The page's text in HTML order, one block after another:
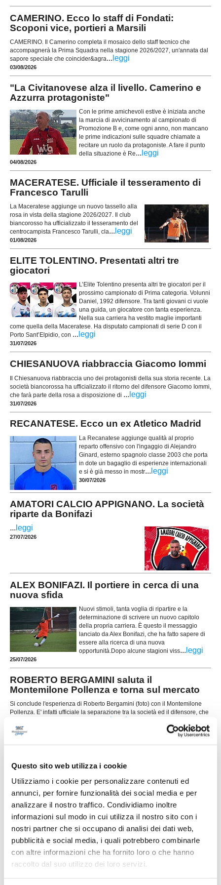
Questo sito web utilizza i cookie
Utilizziamo i cookie per personalizzare contenuti ed
annunci, per fornire funzionalità dei social media e per
analizzare il nostro traffico. Condividiamo inoltre
informazioni sul modo in cui utilizza il nostro sito con i
nostri partner che si occupano di analisi dei dati web,
pubblicità e social media, i quali potrebbero combinarle
con altre informazioni che ha fornito loro o che hanno
raccolto dal suo utilizzo dei loro servizi.
CAMERINO. Ecco lo staff di Fondati:
Scoponi vice, portieri a Marsili
CAMERINO. Il Camerino completa il mosaico dello staff tecnico che
accompagnerà la Prima Squadra nella stagione 2026/2027, un'annata dal
sapore speciale che coincider&agra... leggi
03/08/2026
"La Civitanovese alza il livello. Camerino e
Azzurra protagoniste"
Con le prime amichevoli estive è iniziata anche
la marcia di avvicinamento al campionato di
Promozione B e, come ogni anno, non mancano
le prime indicazioni sulle squadre chiamate a
recitare un ruolo da protagoniste. A fare il punto
della situazione è Re... leggi
04/08/2026
MACERATESE. Ufficiale il tesseramento di
Francesco Tarulli
La Maceratese aggiunge un nuovo tassello alla
rosa in vista della stagione 2026/2027. Il club
biancorosso ha ufficializzato il tesseramento del
centrocampista Francesco Tarulli, cla... leggi
01/08/2026
ELITE TOLENTINO. Presentati altri tre
giocatori
L’Elite Tolentino presenta altri tre giocatori per il
prossimo campionato di Prima categoria. Volunni
Daniel, 1992 difensore. Tra tanti giovani ci vuole
una guida, un giocatore con tanta esperienza.
Nella sua carriera ha vestito maglie importanti
come quella della Maceratese. Ha disputato campionati di serie D con il
Porto Sant’Elpidio, con ... leggi
31/07/2026
CHIESANUOVA riabbraccia Giacomo Iommi
Il Chiesanuova riabbraccia uno dei protagonisti della sua storia recente. La
società biancorossa ha ufficializzato il ritorno del difensore Giacomo Iommi,
che farà parte della rosa a disposizione di ... leggi
31/07/2026
RECANATESE. Ecco un ex Atletico Madrid
La Recanatese aggiunge qualità al proprio
reparto offensivo con l'ingaggio di Alejandro
Ginard, esterno spagnolo classe 2003 che porta
in dote un bagaglio di esperienze internazionali
e si è già messo in mostr... leggi
30/07/2026
AMATORI CALCIO APPIGNANO. La società
riparte da Bonifazi
... leggi
27/07/2026
ALEX BONIFAZI. Il portiere in cerca di una
nuova sfida
Nuovi stimoli, tanta voglia di ripartire e la
determinazione di scrivere un nuovo capitolo
della propria carriera. È questo il messaggio
lanciato da Alex Bonifazi, che ha fatto sapere di
essere alla ricerca di una nuova
opportunità.Dopo alcune stagioni viss... leggi
25/07/2026
ROBERTO BERGAMINI saluta il
Montemilone Pollenza e torna sul mercato
Si conclude l'esperienza di Roberto Bergamini (foto) con il Montemilone
Pollenza. E' infatti ufficiale la separazione tra la società ed il difensore, che
leggi
24/07/2026
e guarda al futuro confermando tre giovani che
faranno parte della rosa impegnata nel prossimo
biancorossa ha infatti ufficializzato l...
24/07/2026
TRODICA. Novità anche fuori dal campo:
Angelini presidente onorario
Giornata ricca di annunci in casa Trodica, che
continua a consolidare il proprio progetto in vista
della stagione 2026/2027 intervenendo sia